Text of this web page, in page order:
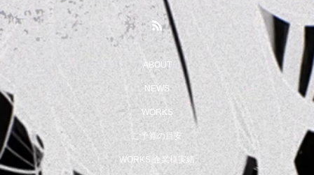
ABOUT
NEWS
WORKS
ご予算の目安
WORKS 企業様実績